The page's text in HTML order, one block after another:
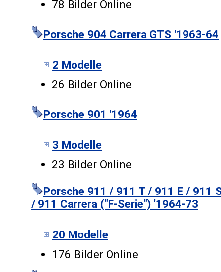
78 Bilder Online
Porsche 904 Carrera GTS '1963-64
2 Modelle
26 Bilder Online
Porsche 901 '1964
3 Modelle
23 Bilder Online
Porsche 911 / 911 T / 911 E / 911
/ 911 Carrera ("F-Serie") '1964-73
20 Modelle
176 Bilder Online